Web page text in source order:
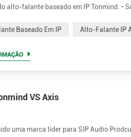
alto-falante baseado em IP Tonmind. •
Baseado Em IP Alto-Falante IP
VS Axis
uma marca líder para SIP Audio